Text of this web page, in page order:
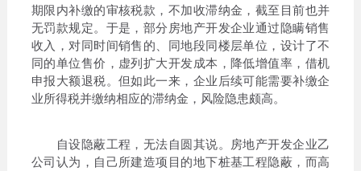
期限内补缴的审核税款，不加收滞纳金，截至目前也并
无罚款规定。于是，部分房地产开发企业通过隐瞒销售
收入，对同时间销售的、同地段同楼层单位，设计了不
同的单位售价，虚列扩大开发成本，降低增值率，借机
申报大额退税。但如此一来，企业后续可能需要补缴企
业所得税并缴纳相应的滞纳金，风险隐患颇高。
自设隐蔽工程，无法自圆其说。房地产开发企业乙
公司认为，自己所建造项目的地下桩基工程隐蔽，而高